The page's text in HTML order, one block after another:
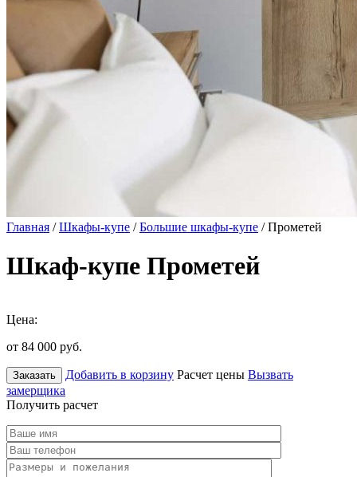
Главная /Шкафы-купе /Большие шкафы-купе / Прометей
Шкаф-купе Прометей
Цена:
от 84 000 руб.
Заказать Добавить в корзину Расчет цены Вызвать
замерщика
Получить расчет